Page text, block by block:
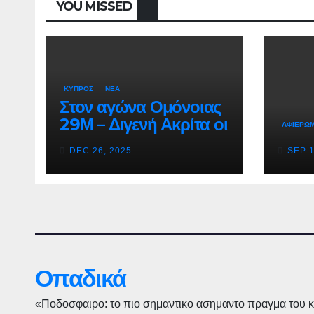
YOU MISSED
ΚΥΠΡΟΣ ΝΕΑ
Στον αγώνα Ομόνοιας
29Μ – Διγενή Ακρίτα οι
έρευνες για την έκρηξη
στο σπίτι του
Νεοκλέους
DEC 26, 2025 SEP
Οπαδικά
«Ποδοσφαιρο: το πιο σημαντικο ασημαντο πραγμα του